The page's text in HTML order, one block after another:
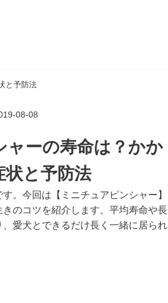
と予防法
08-08
ャーの寿命は？かか
状と予防法
。今回は【ミニチュアピンシャー】
のコツを紹介します。平均寿命や長
愛犬とできるだけ長く一緒に居られ